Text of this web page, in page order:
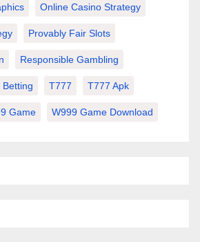
Online Casino Strategy
Provably Fair Slots
Responsible Gambling
Betting T777 T777 Apk
Game W999 Game Download